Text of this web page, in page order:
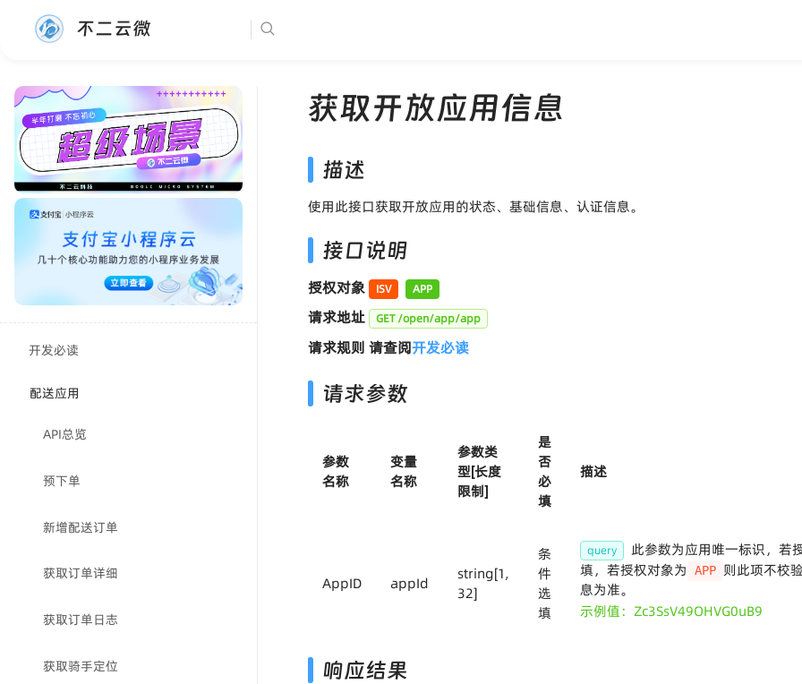
不二云微
开发必读
配送应用
API总览
预下单
新增配送订单
获取订单详细
获取订单日志
获取骑手定位
获取开放应用信息
描述
使用此接口获取开放应用的状态、基础信息、认证信息。
接口说明
授权对象 ISV APP
请求地址 GET /open/app/app
请求规则 请查阅开发必读
请求参数
参数
名称
变量
名称
参数类
型[长度
限制]
是
否
必
填
描述
AppID appId
string[1,
32]
条
件
选
填
query 此参数为应用唯一标识，若
填，若授权对象为
APP 则此项不校
息为准。
示例值：Zc3SsV49OHVG0uB9
响应结果